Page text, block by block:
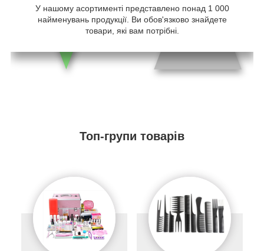
У нашому асортименті представлено понад 1 000
найменувань продукції. Ви обов'язково знайдете
товари, які вам потрібні.
Топ-групи товарів